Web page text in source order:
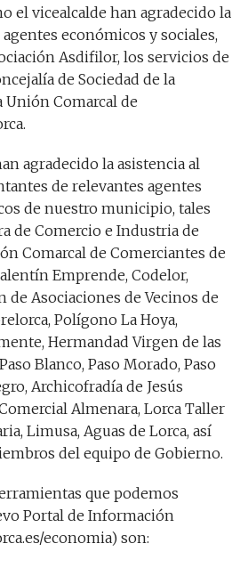
el vicealcalde han agradecido la
económicos y sociales,
Asdifilor, los servicios de
de Sociedad de la
Comarcal de
agradecido la asistencia al
de relevantes agentes
de nuestro municipio, tales
de Comercio e Industria de
Comarcal de Comerciantes de
Emprende, Codelor,
de Asociaciones de Vecinos de
Polígono La Hoya,
Hermandad Virgen de las
Blanco, Paso Morado, Paso
Archicofradía de Jesús
Almenara, Lorca Taller
Limusa, Aguas de Lorca, así
del equipo de Gobierno.
que podemos
Portal de Información
economia) son: